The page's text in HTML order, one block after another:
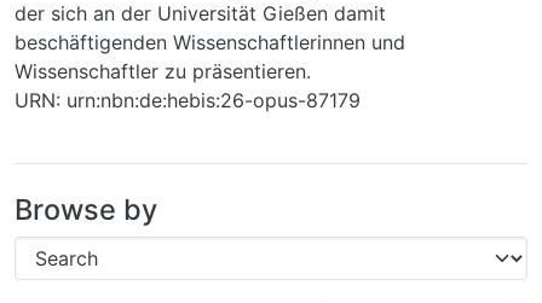
der sich an der Universität Gießen damit
beschäftigenden Wissenschaftlerinnen und
Wissenschaftler zu präsentieren.
URN: urn:nbn:de:hebis:26-opus-87179
Browse by